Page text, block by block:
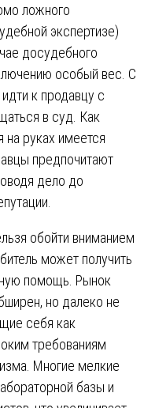
ложного
экспертизе)
досудебного
особый вес. С
к продавцу с
в суд. Как
на руках имеется
предпочитают
дело до
обойти вниманием
может получить
помощь. Рынок
но далеко не
себя как
требованиям
Многие мелкие
базы и